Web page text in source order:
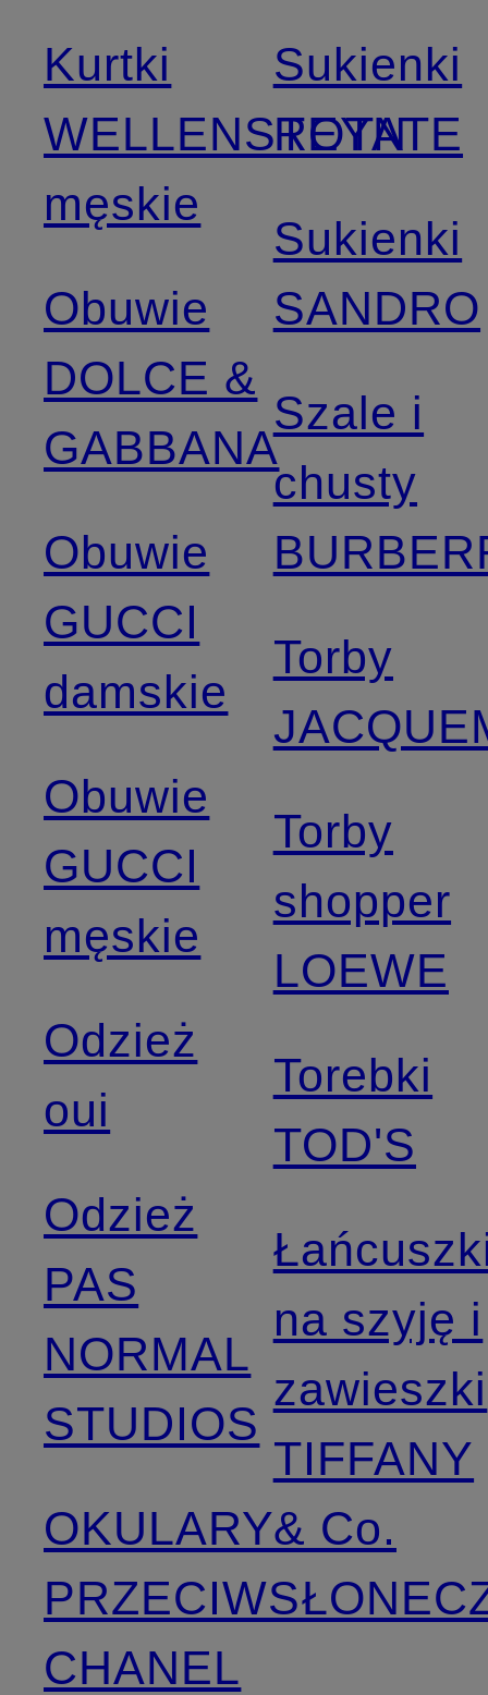
Kurtki
WELLENSTEYN
męskie
Obuwie
DOLCE &
GABBANA
Obuwie
GUCCI
damskie
Obuwie
GUCCI
męskie
Odzież
oui
Odzież
PAS
NORMAL
STUDIOS
OKULARY
CHANEL
Sukienki
ROTATE
Sukienki
SANDRO
Szale i
chusty
Torby
Torby
shopper
LOEWE
Torebki
TOD'S
na szyję i
zawieszki
TIFFANY
& Co.